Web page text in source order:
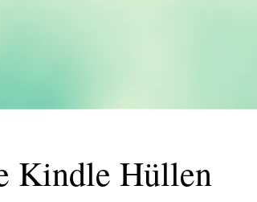
Kindle Hüllen